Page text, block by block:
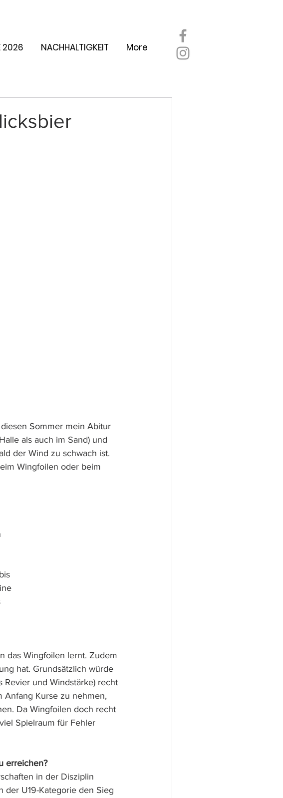
2026 NACHHALTIGKEIT More
Sommer mein Abitur
als auch im Sand) und
der Wind zu schwach ist.
Wingfoilen oder beim
das Wingfoilen lernt. Zudem
hat. Grundsätzlich würde
Revier und Windstärke) recht
Anfang Kurse zu nehmen,
Da Wingfoilen doch recht
Spielraum für Fehler
erreichen?
in der Disziplin
der U19-Kategorie den Sieg